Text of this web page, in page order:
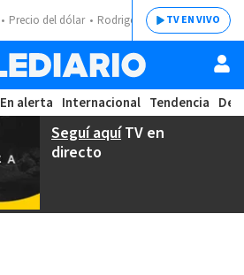
Precio del dólar Rodrigo ChavesTV EN VIVO
En alerta Internacional Tendencia
Seguí aquíTV en
directo